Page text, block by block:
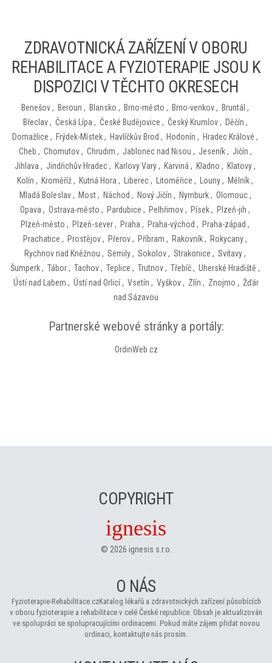
ZDRAVOTNICKÁ ZAŘÍZENÍ V OBORU
REHABILITACE A FYZIOTERAPIE JSOU K
DISPOZICI V TĚCHTO OKRESECH
Benešov, Beroun , Blansko , Brno-město , Brno-venkov, Bruntál ,
Břeclav, Česká Lípa , České Budějovice , Český Krumlov, Děčín ,
Domažlice , Frýdek-Místek, Havlíčkův Brod , Hodonín , Hradec Králové ,
Cheb , Chomutov, Chrudim , Jablonec nad Nisou , Jeseník, Jičín ,
Jihlava , Jindřichův Hradec, Karlovy Vary, Karviná , Kladno , Klatovy,
Kolín , Kroměříž, Kutná Hora , Liberec, Litoměřice , Louny, Mělník,
Mladá Boleslav, Most, Náchod , Nový Jičín , Nymburk, Olomouc,
Opava , Ostrava-město , Pardubice , Pelhřimov, Písek, Plzeň-jih ,
Plzeň-město , Plzeň-sever, Praha , Praha-východ , Praha-západ ,
Prachatice , Prostějov, Přerov, Příbram , Rakovník, Rokycany,
Rychnov nad Kněžnou , Semily, Sokolov, Strakonice , Svitavy,
Šumperk, Tábor, Tachov, Teplice , Trutnov, Třebíč, Uherské Hradiště ,
Ústí nad Labem , Ústí nad Orlicí, Vsetín , Vyškov, Zlín , Znojmo , Žďár
nad Sázavou
Partnerské webové stránky a portály:
OrdinWeb.cz
COPYRIGHT
ignesis
© 2026 ignesis s.r.o.
O NÁS
Fyzioterapie-Rehabilitace.czKatalog lékařů a zdravotnických zařízení působících
v oboru fyzioterapie a rehabilitace v celé České republice. Obsah je aktualizován
ve spolupráci se spolupracujícími ordinacemi. Pokud máte zájem přidat novou
ordinaci, kontaktujte nás prosím.